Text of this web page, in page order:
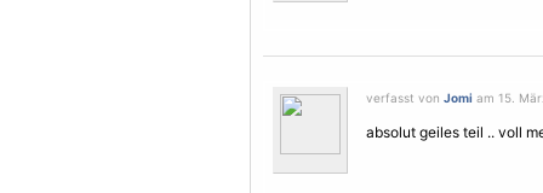
verfasst von Jomi am 15.
absolut geiles teil .. voll